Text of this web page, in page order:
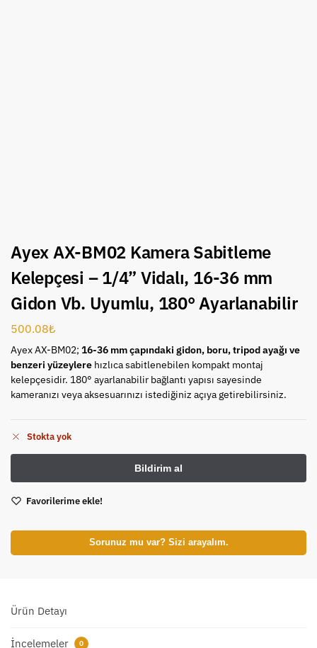
Ayex AX-BM02 Kamera Sabitleme
Kelepçesi – 1/4” Vidalı, 16-36 mm
Gidon Vb. Uyumlu, 180° Ayarlanabilir
500.08₺
Ayex AX-BM02; 16-36 mm çapındaki gidon, boru, tripod ayağı ve
benzeri yüzeylere hızlıca sabitlenebilen kompakt montaj
kelepçesidir. 180° ayarlanabilir bağlantı yapısı sayesinde
kameranızı veya aksesuarınızı istediğiniz açıya getirebilirsiniz.
Stokta yok
Favorilerime ekle!
Sorunuz mu var? Sizi arayalım.
Ürün Detayı
İncelemeler 0